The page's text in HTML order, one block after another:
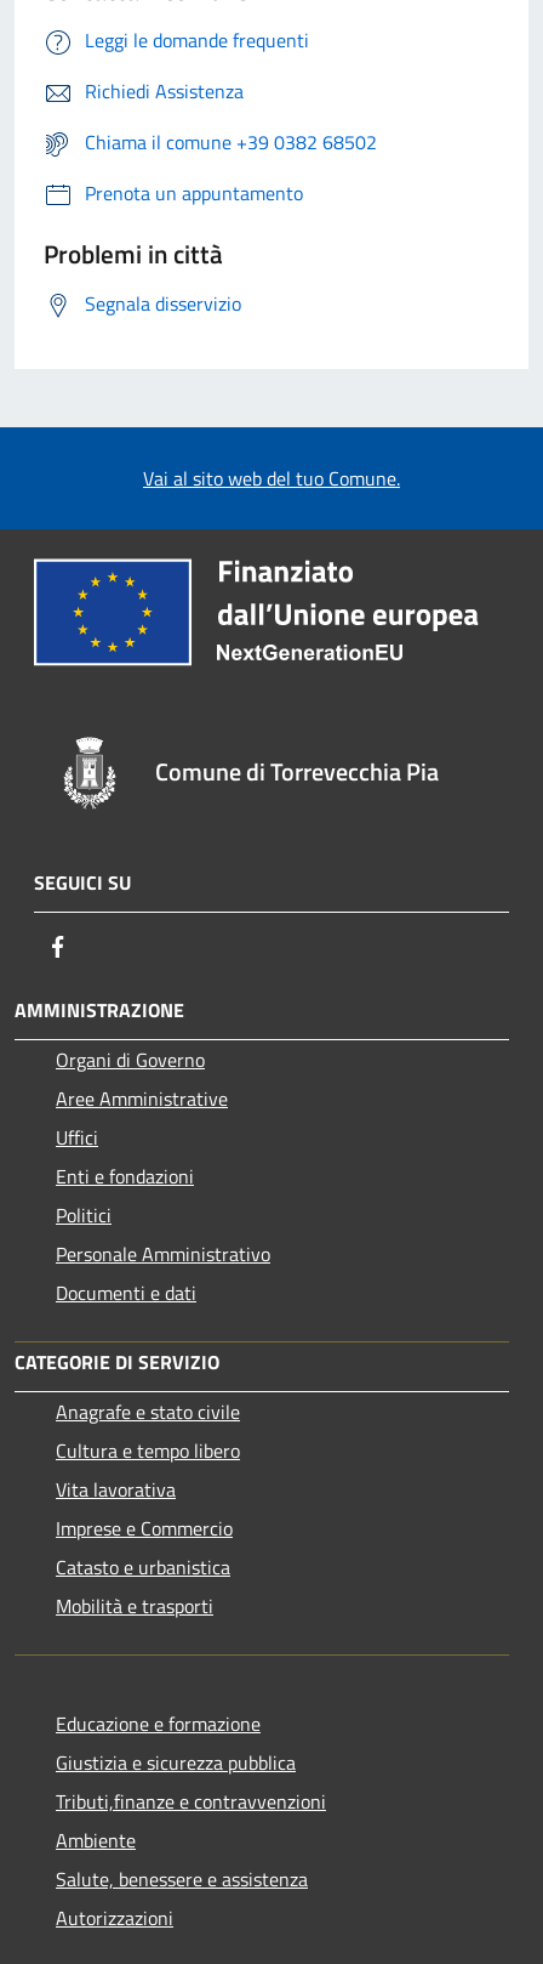
Leggi le domande frequenti
Richiedi Assistenza
Chiama il comune +39 0382 68502
Prenota un appuntamento
Problemi in città
Segnala disservizio
Vai al sito web del tuo Comune.
Comune di Torrevecchia Pia
SEGUICI SU
AMMINISTRAZIONE
Organi di Governo
Aree Amministrative
Uffici
Enti e fondazioni
Politici
Personale Amministrativo
Documenti e dati
CATEGORIE DI SERVIZIO
Anagrafe e stato civile
Cultura e tempo libero
Vita lavorativa
Imprese e Commercio
Catasto e urbanistica
Mobilità e trasporti
Educazione e formazione
Giustizia e sicurezza pubblica
Tributi,finanze e contravvenzioni
Ambiente
Salute, benessere e assistenza
Autorizzazioni